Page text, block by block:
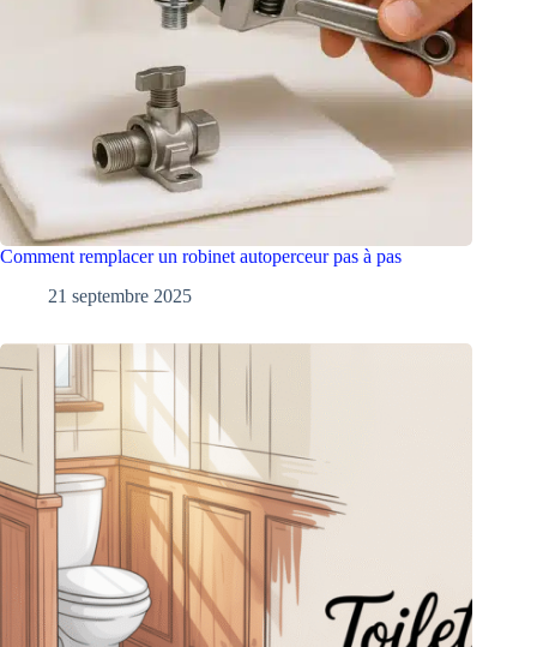
Comment remplacer un robinet autoperceur pas à pas
21 septembre 2025